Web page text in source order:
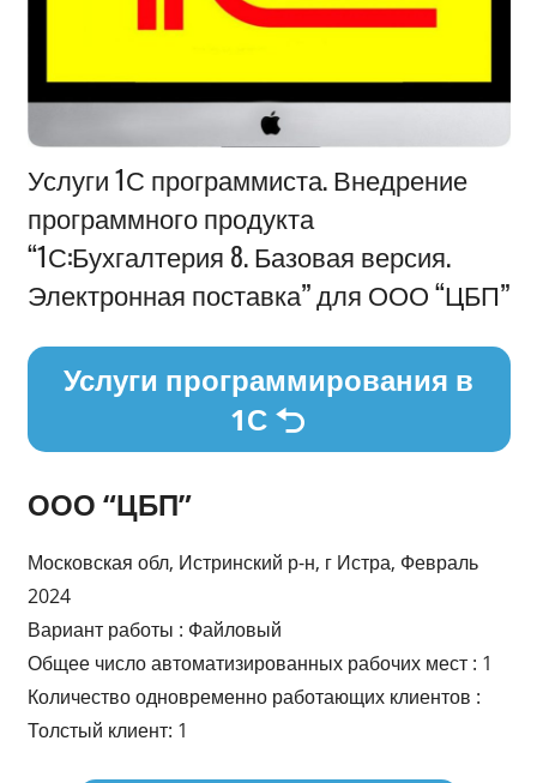
Информация
Услуги 1С программиста. Внедрение
программного продукта
“1С:Бухгалтерия 8. Базовая версия.
Электронная поставка” для ООО “ЦБП”
Услуги программирования в
1С
ООО “ЦБП”
Московская обл, Истринский р-н, г Истра, Февраль
2024
Вариант работы : Файловый
Общее число автоматизированных рабочих мест : 1
Количество одновременно работающих клиентов :
Толстый клиент: 1